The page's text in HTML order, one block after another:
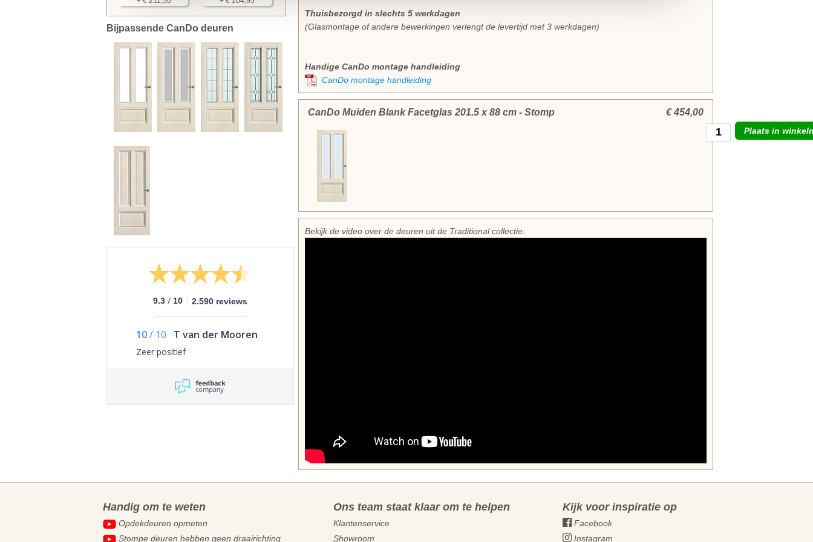
Bijpassende CanDo deuren
9.3 / 10 2.590 reviews
10/ 10 T van der Mooren
Zeer positief
Thuisbezorgd in slechts 5 werkdagen
(Glasmontage of andere bewerkingen verlengt de levertijd met 3 werkdagen)
Handige CanDo montage handleiding
CanDo montage handleiding
CanDo Muiden Blank Facetglas 201.5 x 88 cm - Stomp € 454,00
Plaats in
Bekijk de video over de deuren uit de Traditional collectie:
Handig om te weten
Opdekdeuren opmeten
Stompe deuren hebben geen draairichting
Ons team staat klaar om te helpen
Klantenservice
Showroom
Kijk voor inspiratie op
Facebook
Instagram